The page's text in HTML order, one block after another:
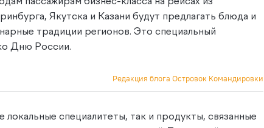
Якутска и Казани будут предлагать блюда и
традиции регионов. Это специальный
Дню России.
Редакция блога Островок Командировки
локальные специалитеты, так и продукты, связанные